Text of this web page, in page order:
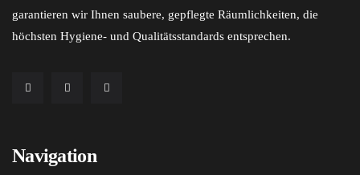
garantieren wir Ihnen saubere, gepflegte Räumlichkeiten, die
höchsten Hygiene- und Qualitätsstandards entsprechen.
Navigation